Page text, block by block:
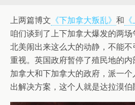
上两篇博文 《下加拿大叛乱》 和
咱们谈到了上下加拿大爆发的两场
北美闹出来这么大的动静，不能
重视。英国政府暂停了殖民地的
加拿大和下加拿大的政府，派一
出解决方案，这个人就是达拉漠伯